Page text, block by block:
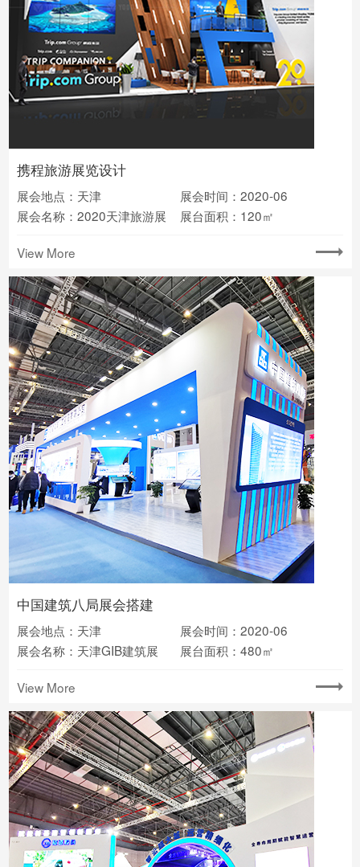
携程旅游展览设计
展会地点：天津
展会时间：2020-06
展会名称：2020天津旅游展
展台面积：120㎡
View More
中国建筑八局展会搭建
展会地点：天津
展会时间：2020-06
展会名称：天津GIB建筑展
展台面积：480㎡
View More